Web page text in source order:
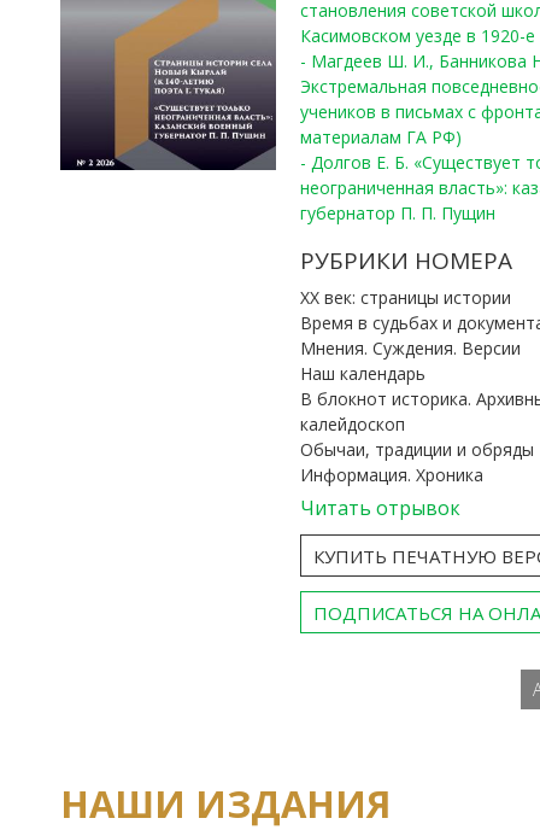
становления советской
Касимовском уезде в 1920-е
- Магдеев Ш. И., Банникова
Экстремальная
учеников в письмах с
материалам ГА РФ)
- Долгов Е. Б. «Существует
неограниченная власть»:
губернатор П. П. Пущин
РУБРИКИ НОМЕРА
ХХ век: страницы истории
Время в судьбах и
Мнения. Суждения. Версии
Наш календарь
В блокнот историка.
калейдоскоп
Обычаи, традиции и обряды
Информация. Хроника
Читать отрывок
КУПИТЬ ПЕЧАТНУЮ
ПОДПИСАТЬСЯ НА
НАШИ ИЗДАНИЯ